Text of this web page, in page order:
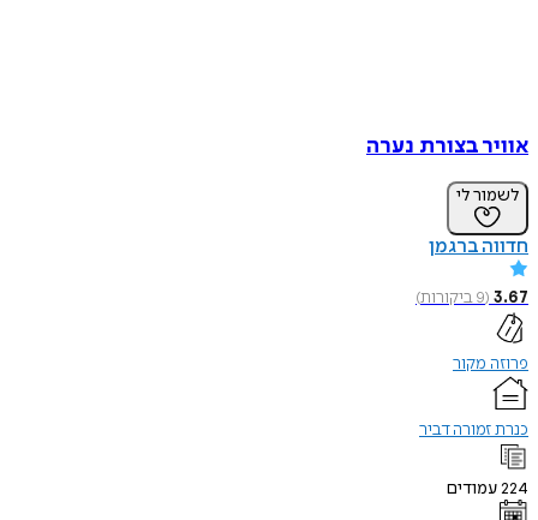
אוויר בצורת נערה
לשמור לי
חדווה ברגמן
3.67
(
9ביקורות)
פרוזה מקור
כנרת זמורה דביר
224עמודים